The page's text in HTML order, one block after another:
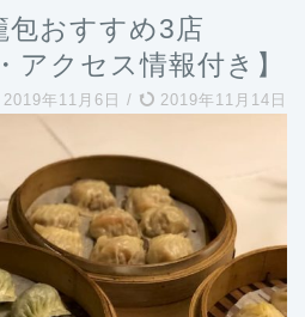
包おすすめ3店
アクセス情報付き】
2019年11月6日 / 2019年11月14日